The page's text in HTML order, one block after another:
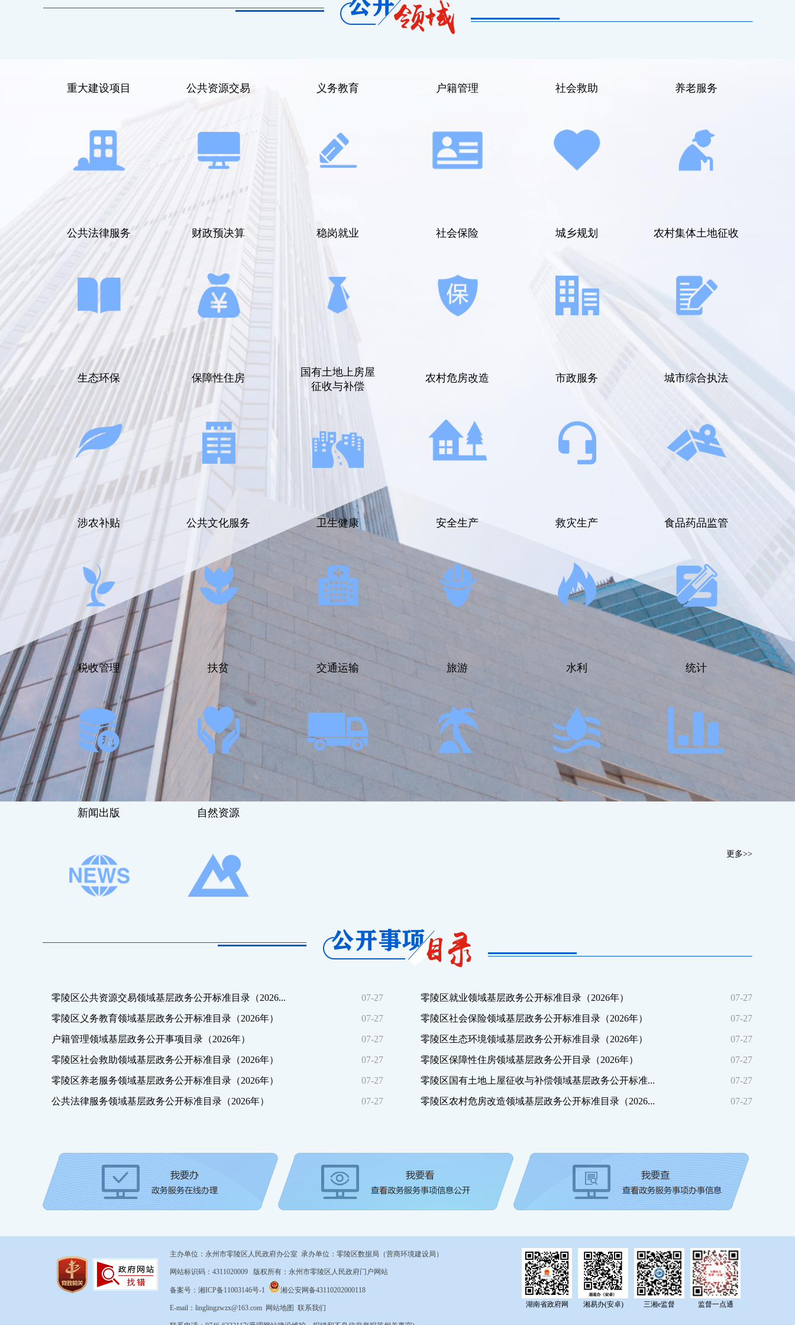
重大建设项目 公共资源交易 义务教育 户籍管理 社会救助 养老服务
公共法律服务 财政预决算 稳岗就业 社会保险 城乡规划 农村集体土地征收
生态环保 保障性住房
国有土地上房屋
征收与补偿
农村危房改造 市政服务 城市综合执法
涉农补贴 公共文化服务 卫生健康 安全生产 救灾生产 食品药品监管
税收管理 扶贫 交通运输 旅游 水利 统计
新闻出版 自然资源
更多>>
07-27
零陵区公共资源交易领域基层政务公开标准目录（2026...
07-27
零陵区义务教育领域基层政务公开标准目录（2026年）
07-27
户籍管理领域基层政务公开事项目录（2026年）
07-27
零陵区社会救助领域基层政务公开标准目录（2026年）
07-27
零陵区养老服务领域基层政务公开标准目录（2026年）
07-27
公共法律服务领域基层政务公开标准目录（2026年）
07-27
零陵区就业领域基层政务公开标准目录（2026年）
07-27
零陵区社会保险领域基层政务公开标准目录（2026年）
07-27
零陵区生态环境领域基层政务公开标准目录（2026年）
07-27
零陵区保障性住房领域基层政务公开目录（2026年）
07-27
零陵区国有土地上屋征收与补偿领域基层政务公开标准...
07-27
零陵区农村危房改造领域基层政务公开标准目录（2026...
主办单位：永州市零陵区人民政府办公室 承办单位：零陵区数据局（营商环境建设局）
网站标识码：4311020009 版权所有：永州市零陵区人民政府门户网站
备案号：湘ICP备11003146号-1 湘公安网备43110202000118
E-mail：linglingzwzx@163.com 网站地图 联系我们 监督一点通
三湘e监督
湘易办(安卓)
湖南省政府网